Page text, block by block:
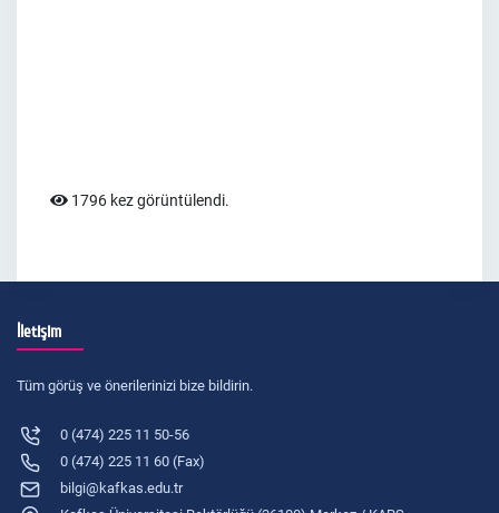
1796 kez görüntülendi.
İletişim
Tüm görüş ve önerilerinizi bize bildirin.
0 (474) 225 11 50-56
0 (474) 225 11 60 (Fax)
bilgi@kafkas.edu.tr